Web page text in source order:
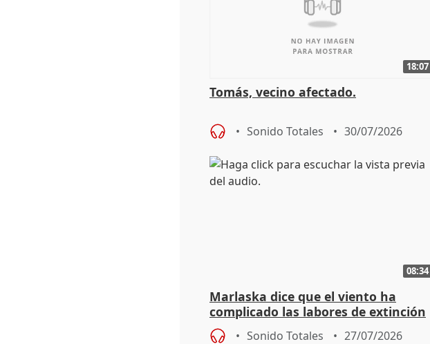
18:07
Tomás, vecino afectado.
Sonido Totales 30/07/2026
08:34
Marlaska dice que el viento ha
complicado las labores de extinción
durante la madrugada
Sonido Totales 27/07/2026